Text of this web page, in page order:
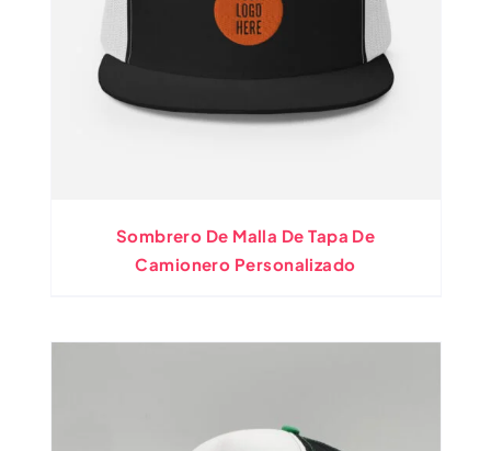
Sombrero De Malla De Tapa De
Camionero Personalizado